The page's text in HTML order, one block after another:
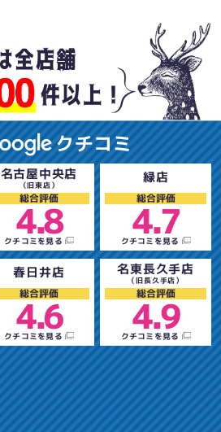
名古屋中央店
（旧東店）
総合評価
4.8
クチコミを見る
緑店
総合評価
4.7
クチコミを見る
春日井店
総合評価
4.6
クチコミを見る
名東長久手店
（旧長久手店）
総合評価
4.9
クチコミを見る